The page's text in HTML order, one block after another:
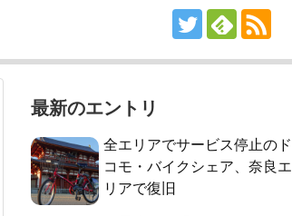
最新のエントリ
全エリアでサービス停止のド
コモ・バイクシェア、奈良エ
リアで復旧